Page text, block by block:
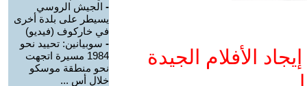
الأفلام الجيدة
- الجيش الروسي
يسيطر على بلدة أخرى
في خاركوف (فيديو)
- سوبيانين: تحييد نحو
1984 مسيرة اتجهت
نحو منطقة موسكو
خلال أس ...